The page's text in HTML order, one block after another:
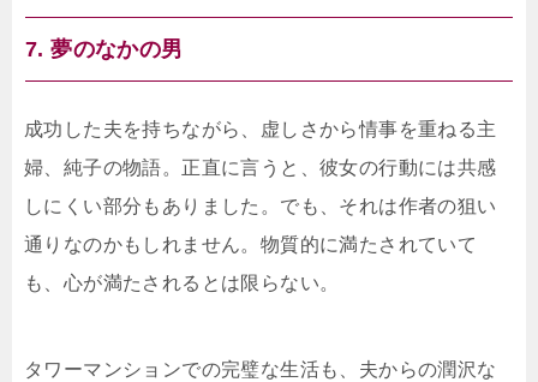
7. 夢のなかの男
成功した夫を持ちながら、虚しさから情事を重ねる主
婦、純子の物語。正直に言うと、彼女の行動には共感
しにくい部分もありました。でも、それは作者の狙い
通りなのかもしれません。物質的に満たされていて
も、心が満たされるとは限らない。
タワーマンションでの完璧な生活も、夫からの潤沢な